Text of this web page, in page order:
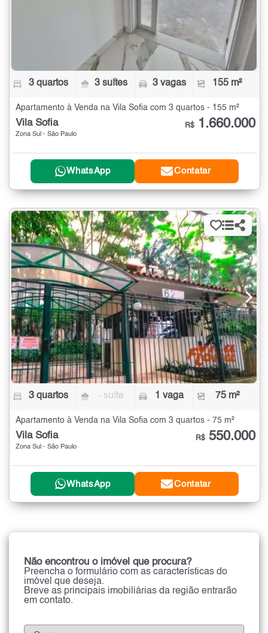
3 quartos 3 suítes 3 vagas 155 m²
Apartamento à Venda na Vila Sofia com 3 quartos - 155 m²
Vila Sofia
Zona Sul - São Paulo
R$ 1.660.000
WhatsApp Contatar
3 quartos - suíte 1 vaga 75 m²
Apartamento à Venda na Vila Sofia com 3 quartos - 75 m²
Vila Sofia
Zona Sul - São Paulo
R$ 550.000
WhatsApp Contatar
Não encontrou o imóvel que procura?
Preencha o formulário com as características do
imóvel que deseja.
Breve as principais imobiliárias da região entrarão
em contato.